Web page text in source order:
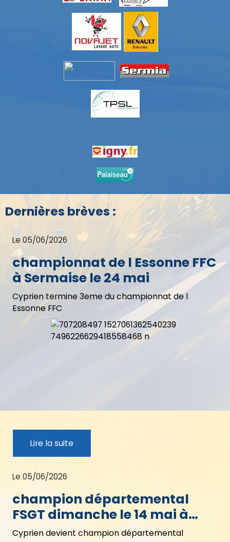
Dernières brèves :
Le 05/06/2026
championnat de l Essonne FFC
à Sermaise le 24 mai
Cyprien termine 3eme du championnat de l
Essonne FFC
Lire la suite
Le 05/06/2026
champion départemental
FSGT dimanche le 14 mai à
Buno Bonnevaux
Cyprien devient champion départemental